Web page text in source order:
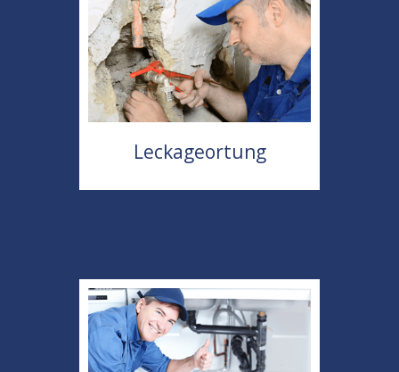
Leckageortung